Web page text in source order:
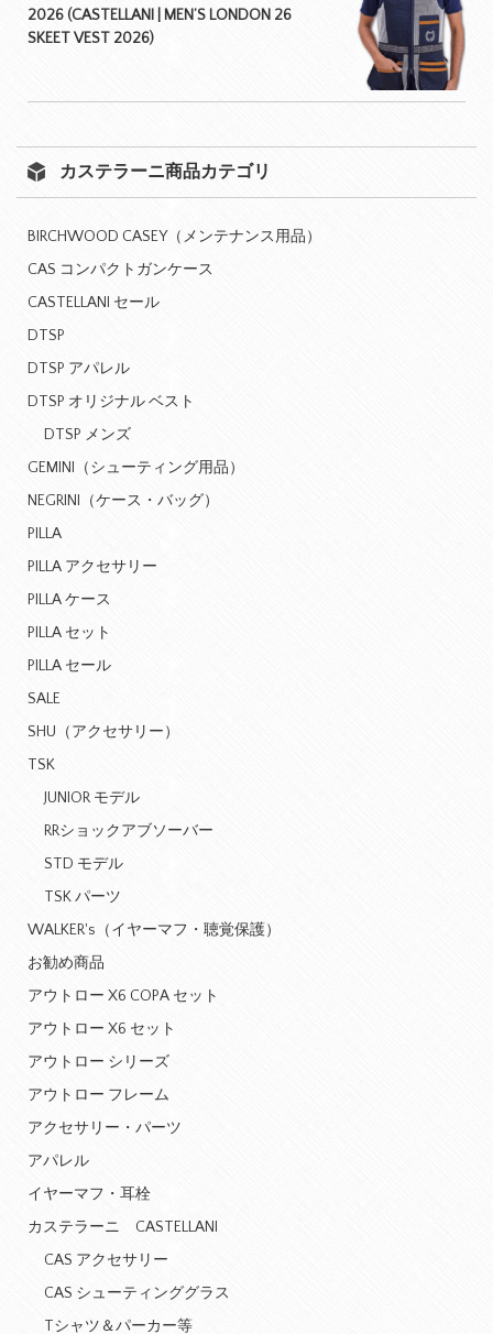
2026 (CASTELLANI | MEN’S LONDON 26
SKEET VEST 2026)
カステラーニ商品カテゴリ
BIRCHWOOD CASEY（メンテナンス用品）
CAS コンパクトガンケース
CASTELLANI セール
DTSP
DTSP アパレル
DTSP オリジナル ベスト
DTSP メンズ
GEMINI（シューティング用品）
NEGRINI（ケース・バッグ）
PILLA
PILLA アクセサリー
PILLA ケース
PILLA セット
PILLA セール
SALE
SHU（アクセサリー）
TSK
JUNIOR モデル
RRショックアブソーバー
STD モデル
TSK パーツ
WALKER's（イヤーマフ・聴覚保護）
お勧め商品
アウトロー X6 COPA セット
アウトロー X6 セット
アウトロー シリーズ
アウトロー フレーム
アクセサリー・パーツ
アパレル
イヤーマフ・耳栓
カステラーニ CASTELLANI
CAS アクセサリー
CAS シューティンググラス
Tシャツ＆パーカー等